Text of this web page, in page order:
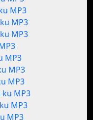
MP3
MP3
MP3
MP3
MP3
MP3
MP3
MP3
MP3